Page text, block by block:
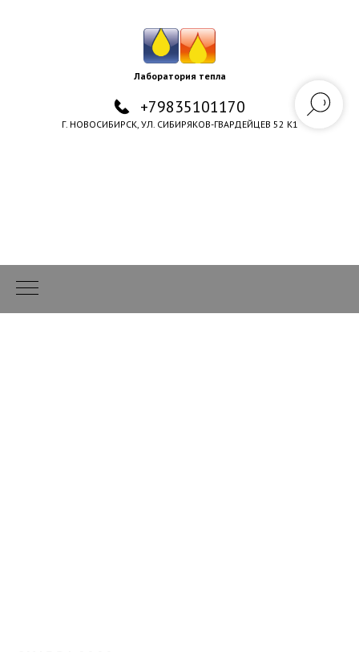
Лаборатория тепла
+79835101170
Г. НОВОСИБИРСК, УЛ. СИБИРЯКОВ-ГВАРДЕЙЦЕВ 52 К1